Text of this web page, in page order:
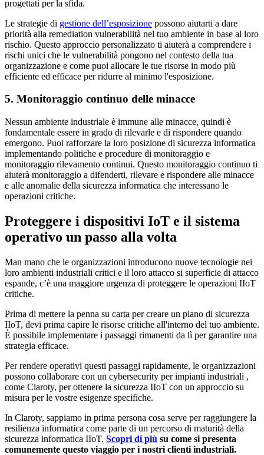
progettati per la sfida.
Le strategie di gestione dell’esposizione possono aiutarti a dare
priorità alla remediation vulnerabilità nel tuo ambiente in base al loro
rischio. Questo approccio personalizzato ti aiuterà a comprendere i
rischi unici che le vulnerabilità pongono nel contesto della tua
organizzazione e come puoi allocare le tue risorse in modo più
efficiente ed efficace per ridurre al minimo l'esposizione.
5. Monitoraggio continuo delle minacce
Nessun ambiente industriale è immune alle minacce, quindi è
fondamentale essere in grado di rilevarle e di rispondere quando
emergono. Puoi rafforzare la loro posizione di sicurezza informatica
implementando politiche e procedure di monitoraggio e
monitoraggio rilevamento continui. Questo monitoraggio continuo ti
aiuterà monitoraggio a difenderti, rilevare e rispondere alle minacce
e alle anomalie della sicurezza informatica che interessano le
operazioni critiche.
Proteggere i dispositivi IoT e il sistema
operativo un passo alla volta
Man mano che le organizzazioni introducono nuove tecnologie nei
loro ambienti industriali critici e il loro attacco si superficie di attacco
espande, c’è una maggiore urgenza di proteggere le operazioni IIoT
critiche.
Prima di mettere la penna su carta per creare un piano di sicurezza
IIoT, devi prima capire le risorse critiche all'interno del tuo ambiente.
È possibile implementare i passaggi rimanenti da lì per garantire una
strategia efficace.
Per rendere operativi questi passaggi rapidamente, le organizzazioni
possono collaborare con un cybersecurity per impianti industriali ,
come Claroty, per ottenere la sicurezza IIoT con un approccio su
misura per le vostre esigenze specifiche.
In Claroty, sappiamo in prima persona cosa serve per raggiungere la
resilienza informatica come parte di un percorso di maturità della
sicurezza informatica IIoT. Scopri di più su come si presenta
comunemente questo viaggio per i nostri clienti industriali.